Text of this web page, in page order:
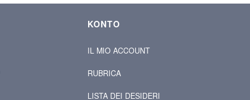
KONTO
IL MIO ACCOUNT
RUBRICA
LISTA DEI DESIDERI